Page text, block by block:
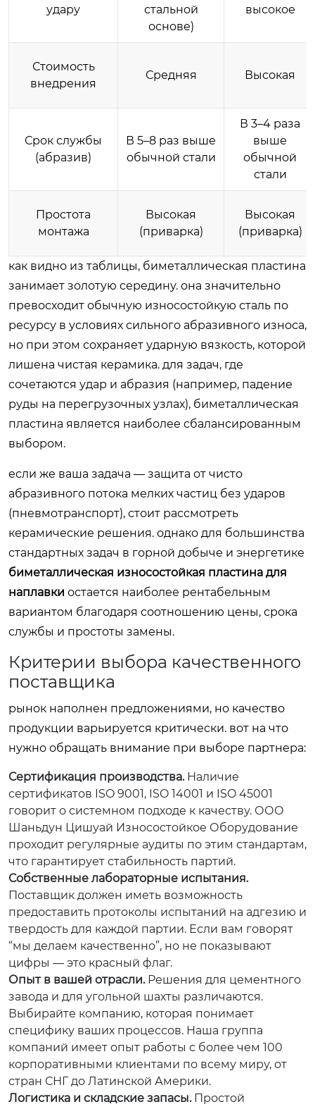
удару
стальной
основе)
высокое
Стоимость
внедрения
Средняя Высокая
Срок службы
(абразив)
В 5–8 раз выше
обычной стали
В 3–4 раза
выше
обычной
стали
Простота
монтажа
Высокая
(приварка)
Высокая
(приварка)
как видно из таблицы, биметаллическая пластина
занимает золотую середину. она значительно
превосходит обычную износостойкую сталь по
ресурсу в условиях сильного абразивного износа,
но при этом сохраняет ударную вязкость, которой
лишена чистая керамика. для задач, где
сочетаются удар и абразия (например, падение
руды на перегрузочных узлах), биметаллическая
пластина является наиболее сбалансированным
выбором.
если же ваша задача — защита от чисто
абразивного потока мелких частиц без ударов
(пневмотранспорт), стоит рассмотреть
керамические решения. однако для большинства
стандартных задач в горной добыче и энергетике
биметаллическая износостойкая пластина для
наплавки остается наиболее рентабельным
вариантом благодаря соотношению цены, срока
службы и простоты замены.
Критерии выбора качественного
поставщика
рынок наполнен предложениями, но качество
продукции варьируется критически. вот на что
нужно обращать внимание при выборе партнера:
Сертификация производства.Наличие
сертификатов ISO 9001, ISO 14001 и ISO 45001
говорит о системном подходе к качеству. ООО
Шаньдун Цишуай Износостойкое Оборудование
проходит регулярные аудиты по этим стандартам,
что гарантирует стабильность партий.
Собственные лабораторные испытания.
Поставщик должен иметь возможность
предоставить протоколы испытаний на адгезию и
твердость для каждой партии. Если вам говорят
“мы делаем качественно”, но не показывают
цифры — это красный флаг.
Опыт в вашей отрасли.Решения для цементного
завода и для угольной шахты различаются.
Выбирайте компанию, которая понимает
специфику ваших процессов. Наша группа
компаний имеет опыт работы с более чем 100
корпоративными клиентами по всему миру, от
стран СНГ до Латинской Америки.
Логистика и складские запасы.Простой